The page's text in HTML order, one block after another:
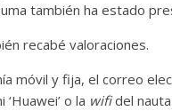
también ha estado
recabé valoraciones.
móvil y fija, el correo
o la wifidel